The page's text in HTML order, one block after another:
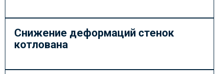
Снижение деформаций стенок
котлована